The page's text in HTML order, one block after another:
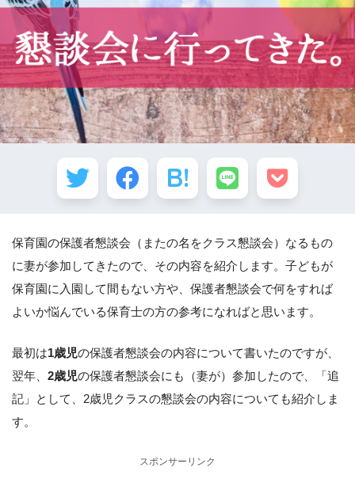
保育園の保護者懇談会（またの名をクラス懇談会）なるもの
に妻が参加してきたので、その内容を紹介します。子どもが
保育園に入園して間もない方や、保護者懇談会で何をすれば
よいか悩んでいる保育士の方の参考になればと思います。
最初は1歳児の保護者懇談会の内容について書いたのですが、
翌年、 2歳児の保護者懇談会にも（妻が）参加したので、「追
記」として、2歳児クラスの懇談会の内容についても紹介しま
す。
スポンサーリンク